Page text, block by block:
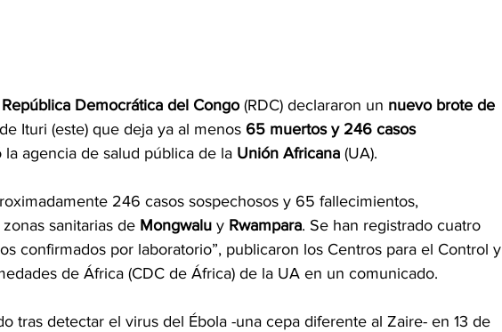
República Democrática del Congo (RDC) declararon un nuevo brote de
Ituri (este) que deja ya al menos 65 muertos y 246 casos
la agencia de salud pública de la Unión Africana (UA).
246 casos sospechosos y 65 fallecimientos,
sanitarias de Mongwalu y Rwampara. Se han registrado cuatro
confirmados por laboratorio”, publicaron los Centros para el Control y
de África (CDC de África) de la UA en un comunicado.
tras detectar el virus del Ébola -una cepa diferente al Zaire- en 13 de